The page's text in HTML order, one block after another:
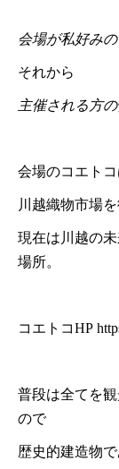
会場が私好み
それから
主催される方
会場のコエト
川越織物市場を
現在は川越の
場所。
コエトコHP
普段は全てを
ので
歴史的建造物